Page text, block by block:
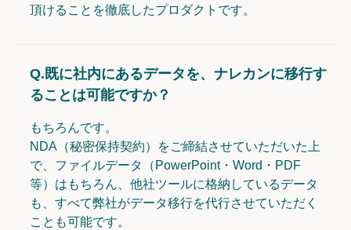
頂けることを徹底したプロダクトです。
Q.既に社内にあるデータを、ナレカンに移行す
ることは可能ですか？
もちろんです。
NDA（秘密保持契約）をご締結させていただいた上
で、ファイルデータ（PowerPoint・Word・PDF
等）はもちろん、他社ツールに格納しているデータ
も、すべて弊社がデータ移行を代行させていただく
ことも可能です。